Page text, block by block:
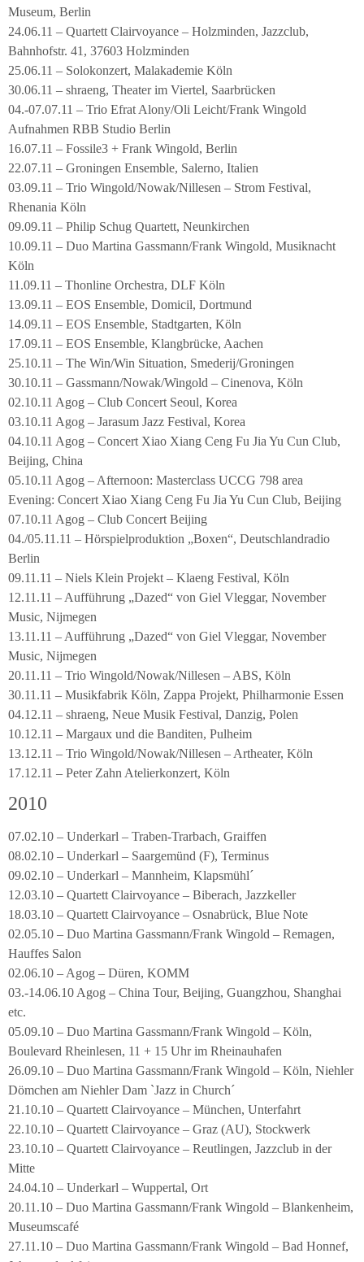
Museum, Berlin
24.06.11 – Quartett Clairvoyance – Holzminden, Jazzclub,
Bahnhofstr. 41, 37603 Holzminden
25.06.11 – Solokonzert, Malakademie Köln
30.06.11 – shraeng, Theater im Viertel, Saarbrücken
04.-07.07.11 – Trio Efrat Alony/Oli Leicht/Frank Wingold
Aufnahmen RBB Studio Berlin
16.07.11 – Fossile3 + Frank Wingold, Berlin
22.07.11 – Groningen Ensemble, Salerno, Italien
03.09.11 – Trio Wingold/Nowak/Nillesen – Strom Festival,
Rhenania Köln
09.09.11 – Philip Schug Quartett, Neunkirchen
10.09.11 – Duo Martina Gassmann/Frank Wingold, Musiknacht
Köln
11.09.11 – Thonline Orchestra, DLF Köln
13.09.11 – EOS Ensemble, Domicil, Dortmund
14.09.11 – EOS Ensemble, Stadtgarten, Köln
17.09.11 – EOS Ensemble, Klangbrücke, Aachen
25.10.11 – The Win/Win Situation, Smederij/Groningen
30.10.11 – Gassmann/Nowak/Wingold – Cinenova, Köln
02.10.11 Agog – Club Concert Seoul, Korea
03.10.11 Agog – Jarasum Jazz Festival, Korea
04.10.11 Agog – Concert Xiao Xiang Ceng Fu Jia Yu Cun Club,
Beijing, China
05.10.11 Agog – Afternoon: Masterclass UCCG 798 area
Evening: Concert Xiao Xiang Ceng Fu Jia Yu Cun Club, Beijing
07.10.11 Agog – Club Concert Beijing
04./05.11.11 – Hörspielproduktion „Boxen“, Deutschlandradio
Berlin
09.11.11 – Niels Klein Projekt – Klaeng Festival, Köln
12.11.11 – Aufführung „Dazed“ von Giel Vleggar, November
Music, Nijmegen
13.11.11 – Aufführung „Dazed“ von Giel Vleggar, November
Music, Nijmegen
20.11.11 – Trio Wingold/Nowak/Nillesen – ABS, Köln
30.11.11 – Musikfabrik Köln, Zappa Projekt, Philharmonie Essen
04.12.11 – shraeng, Neue Musik Festival, Danzig, Polen
10.12.11 – Margaux und die Banditen, Pulheim
13.12.11 – Trio Wingold/Nowak/Nillesen – Artheater, Köln
17.12.11 – Peter Zahn Atelierkonzert, Köln
2010
07.02.10 – Underkarl – Traben-Trarbach, Graiffen
08.02.10 – Underkarl – Saargemünd (F), Terminus
09.02.10 – Underkarl – Mannheim, Klapsmühl´
12.03.10 – Quartett Clairvoyance – Biberach, Jazzkeller
18.03.10 – Quartett Clairvoyance – Osnabrück, Blue Note
02.05.10 – Duo Martina Gassmann/Frank Wingold – Remagen,
Hauffes Salon
02.06.10 – Agog – Düren, KOMM
03.-14.06.10 Agog – China Tour, Beijing, Guangzhou, Shanghai
etc.
05.09.10 – Duo Martina Gassmann/Frank Wingold – Köln,
Boulevard Rheinlesen, 11 + 15 Uhr im Rheinauhafen
26.09.10 – Duo Martina Gassmann/Frank Wingold – Köln, Niehler
Dömchen am Niehler Dam `Jazz in Church´
21.10.10 – Quartett Clairvoyance – München, Unterfahrt
22.10.10 – Quartett Clairvoyance – Graz (AU), Stockwerk
23.10.10 – Quartett Clairvoyance – Reutlingen, Jazzclub in der
Mitte
24.04.10 – Underkarl – Wuppertal, Ort
20.11.10 – Duo Martina Gassmann/Frank Wingold – Blankenheim,
Museumscafé
27.11.10 – Duo Martina Gassmann/Frank Wingold – Bad Honnef,